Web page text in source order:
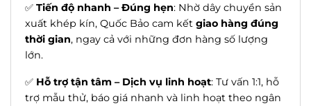
✅ Tiến độ nhanh – Đúng hẹn: Nhờ dây chuyền sản
xuất khép kín, Quốc Bảo cam kết giao hàng đúng
thời gian, ngay cả với những đơn hàng số lượng
lớn.
✅ Hỗ trợ tận tâm – Dịch vụ linh hoạt: Tư vấn 1:1, hỗ
trợ mẫu thử, báo giá nhanh và linh hoạt theo ngân